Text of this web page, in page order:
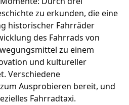
zu erkunden, die eine
historischer Fahrräder
des Fahrrads von
zu einem
und kultureller
Verschiedene
Ausprobieren bereit, und
Fahrradtaxi.